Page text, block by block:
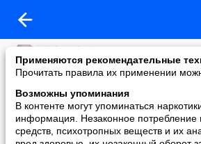
Применяются рекомендательные
Прочитать правила их применении
Возможны упоминания
В контенте могут упоминаться
информация. Незаконное потребление
средств, психотропных веществ и их
Aleksandr Sikora
added a photo
31 Aug в 22:45